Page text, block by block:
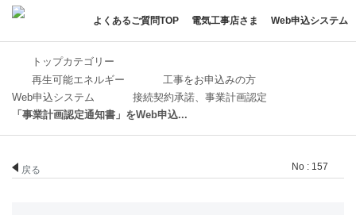
よくあるご質問TOP 電気工事店さま Web申込システム
トップカテゴリー
再生可能エネルギー
工事をお申込みの方
Web申込システム
接続契約承諾、事業計画認定
「事業計画認定通知書」をWeb申込...
戻る No : 157